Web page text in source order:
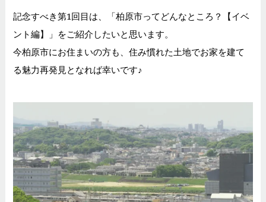
記念すべき第1回目は、「柏原市ってどんなところ？【イベ
ント編】」をご紹介したいと思います。
今柏原市にお住まいの方も、住み慣れた土地でお家を建て
る魅力再発見となれば幸いです♪